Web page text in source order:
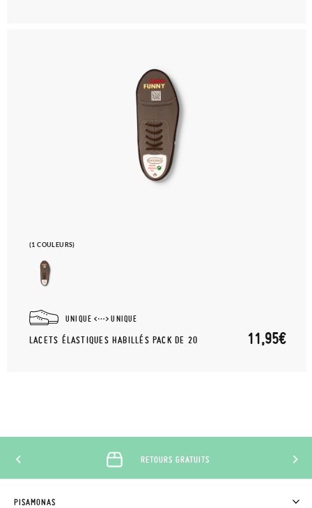
(1 COULEURS)
UNIQUE UNIQUE
LACETS ÉLASTIQUES HABILLÉS PACK DE 20 11,95€
RETOURS GRATUITS
PISAMONAS